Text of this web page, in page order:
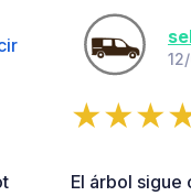
El árbol